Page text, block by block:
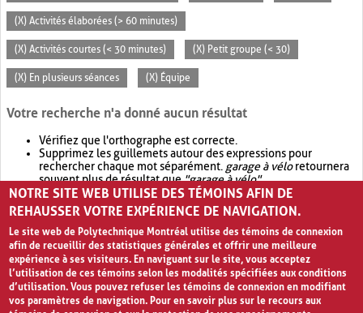
(X) Activités élaborées (> 60 minutes)
(X) Activités courtes (< 30 minutes) (X) Petit groupe (< 30)
(X) En plusieurs séances (X) Équipe
Votre recherche n'a donné aucun résultat
Vérifiez que l'orthographe est correcte.
Supprimez les guillemets autour des expressions pour
rechercher chaque mot séparément. garage à véloretournera
souvent plus de résultat que"garage à vélo".
Envisagez d'élargir votre recherche avec OR.garage OR vélo
retournera souvent plus de résultat quegarage à vélo
NOTRE SITE WEB UTILISE DES TÉMOINS AFIN DE
REHAUSSER VOTRE EXPÉRIENCE DE NAVIGATION.
Le site web de Polytechnique Montréal utilise des témoins de connexion
afin de recueillir des statistiques générales et offrir une meilleure
expérience à ses visiteurs. En naviguant sur le site, vous acceptez
l’utilisation de ces témoins selon les modalités spécifiées aux conditions
d’utilisation. Vous pouvez refuser les témoins de connexion en modifiant
vos paramètres de navigation. Pour en savoir plus sur le recours aux